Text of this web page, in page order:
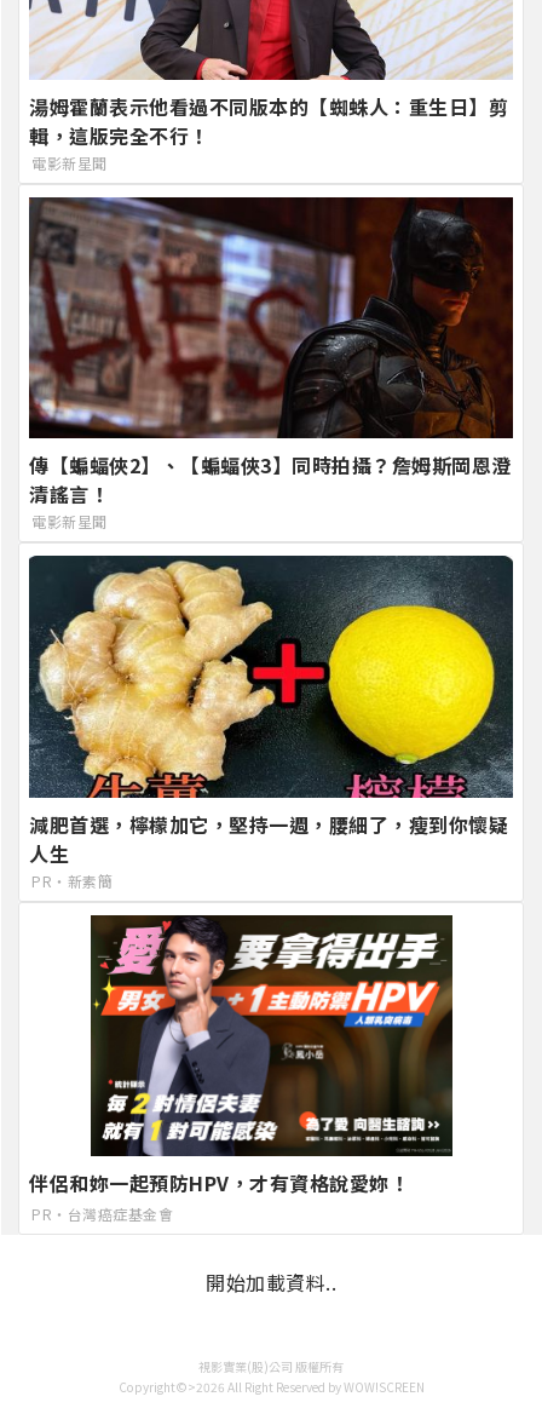
湯姆霍蘭表示他看過不同版本的【蜘蛛人：重生日】剪
輯，這版完全不行！
電影新星聞
傳【蝙蝠俠2】、【蝙蝠俠3】同時拍攝？詹姆斯岡恩澄
清謠言！
電影新星聞
減肥首選，檸檬加它，堅持一週，腰細了，瘦到你懷疑
人生
PR・新素簡
伴侶和妳一起預防HPV，才有資格說愛妳！
PR・台灣癌症基金會
開始加載資料..
視影實業(股)公司 版權所有
Copyright©>2026 All Right Reserved by WOW!SCREEN